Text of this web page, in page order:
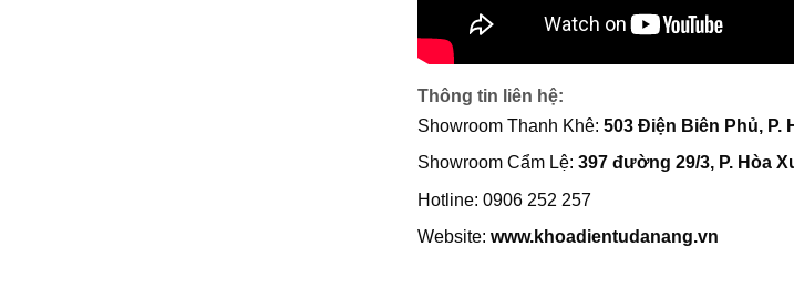
Thông tin liên hệ:
Showroom Thanh Khê: 503 Điện Biên Phủ, P.
Showroom Cẩm Lệ: 397 đường 29/3, P. Hòa
Hotline: 0906 252 257
Website: www.khoadientudanang.vn